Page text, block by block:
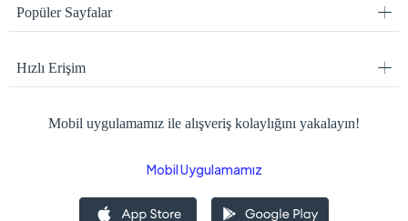
Popüler Sayfalar
Hızlı Erişim
Mobil uygulamamız ile alışveriş kolaylığını yakalayın!
Mobil Uygulamamız